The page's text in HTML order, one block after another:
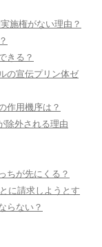
施権がない理由？
きる？
の宣伝プリン体ゼ
作用機序は？
除外される理由
ちが先にくる？
に請求しようとす
らない？